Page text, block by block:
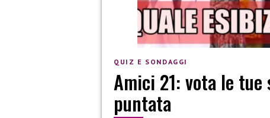
QUIZ E SONDAGGI
Amici 21: vota le
puntata